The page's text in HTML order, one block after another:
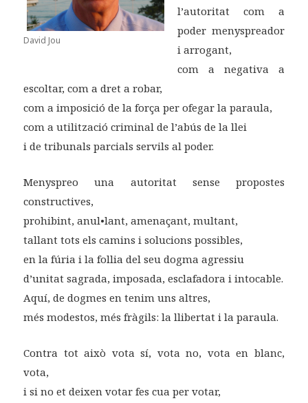
David Jou
l’autoritat com a
poder menyspreador
i arrogant,
com a negativa a
escoltar, com a dret a robar,
com a imposició de la força per ofegar la paraula,
com a utilització criminal de l’abús de la llei
i de tribunals parcials servils al poder.
Menyspreo una autoritat sense propostes
constructives,
prohibint, anul•lant, amenaçant, multant,
tallant tots els camins i solucions possibles,
en la fúria i la follia del seu dogma agressiu
d’unitat sagrada, imposada, esclafadora i intocable.
Aquí, de dogmes en tenim uns altres,
més modestos, més fràgils: la llibertat i la paraula.
Contra tot això vota sí, vota no, vota en blanc,
vota,
i si no et deixen votar fes cua per votar,